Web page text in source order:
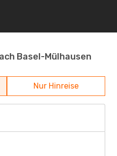
Basel-Mülhausen
Nur Hinreise